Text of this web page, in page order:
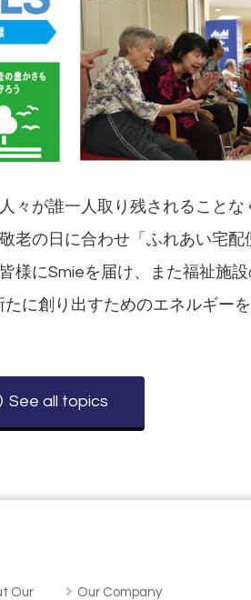
々が誰一人取り残されることな
老の日に合わせ「ふれあい宅配
様にSmieを届け、また福祉施設
に創り出すためのエネルギーを
See all topics
Our
Our Company